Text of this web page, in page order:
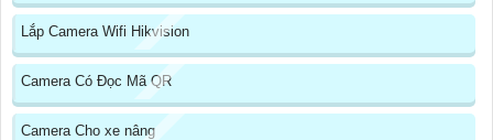
Lắp Camera Wifi Hikvision
Camera Có Đọc Mã QR
Camera Cho xe nâng